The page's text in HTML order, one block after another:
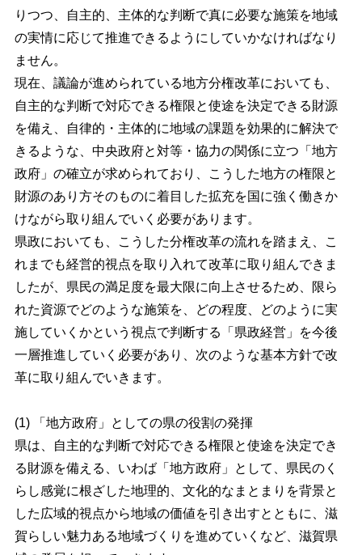
りつつ、自主的、主体的な判断で真に必要な施策を地域
の実情に応じて推進できるようにしていかなければなり
ません。
現在、議論が進められている地方分権改革においても、
自主的な判断で対応できる権限と使途を決定できる財源
を備え、自律的・主体的に地域の課題を効果的に解決で
きるような、中央政府と対等・協力の関係に立つ「地方
政府」の確立が求められており、こうした地方の権限と
財源のあり方そのものに着目した拡充を国に強く働きか
けながら取り組んでいく必要があります。
県政においても、こうした分権改革の流れを踏まえ、こ
れまでも経営的視点を取り入れて改革に取り組んできま
したが、県民の満足度を最大限に向上させるため、限ら
れた資源でどのような施策を、どの程度、どのように実
施していくかという視点で判断する「県政経営」を今後
一層推進していく必要があり、次のような基本方針で改
革に取り組んでいきます。
(1) 「地方政府」としての県の役割の発揮
県は、自主的な判断で対応できる権限と使途を決定でき
る財源を備える、いわば「地方政府」として、県民のく
らし感覚に根ざした地理的、文化的なまとまりを背景と
した広域的視点から地域の価値を引き出すとともに、滋
賀らしい魅力ある地域づくりを進めていくなど、滋賀県